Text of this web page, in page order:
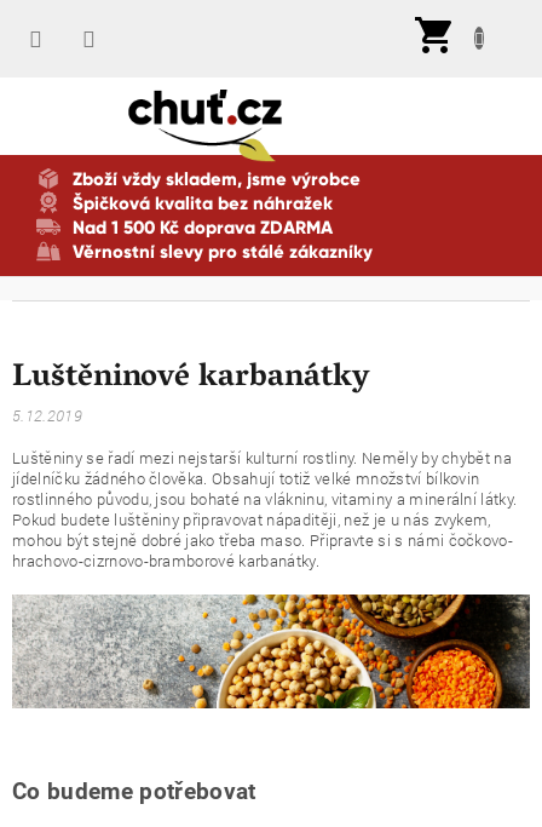
Zboží vždy skladem, jsme výrobce
Špičková kvalita bez náhražek
Nad 1 500 Kč doprava ZDARMA
Věrnostní slevy pro stálé zákazníky
Luštěninové karbanátky
5.12.2019
Luštěniny se řadí mezi nejstarší kulturní rostliny. Neměly by chybět na
jídelníčku žádného člověka. Obsahují totiž velké množství bílkovin
rostlinného původu, jsou bohaté na vlákninu, vitaminy a minerální látky.
Pokud budete luštěniny připravovat nápaditěji, než je u nás zvykem,
mohou být stejně dobré jako třeba maso. Připravte si s námi čočkovo-
hrachovo-cizrnovo-bramborové karbanátky.
Co budeme potřebovat